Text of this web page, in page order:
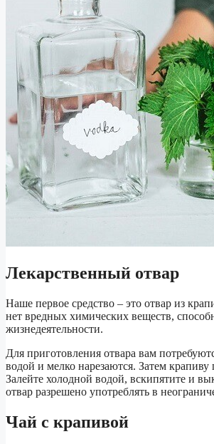
Лекарственный отвар
Наше первое средство – это отвар из
нет вредных химических веществ,
жизнедеятельности.
Для приготовления отвара вам
водой и мелко нарезаются. Затем
Залейте холодной водой, вскипятите и
отвар разрешено употреблять в
Чай с крапивой